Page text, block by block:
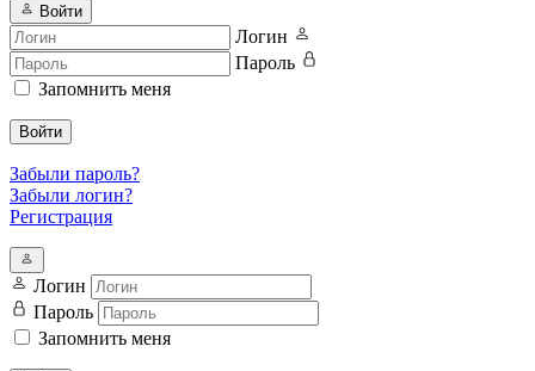
Войти
Логин
Пароль
Запомнить меня
Войти
Забыли пароль?
Забыли логин?
Регистрация
Логин
Пароль
Запомнить меня